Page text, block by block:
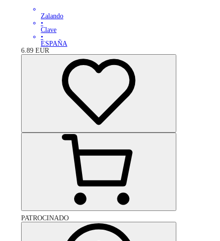
Zalando
•
Clave
•
ESPAÑA
6.89 EUR
PATROCINADO